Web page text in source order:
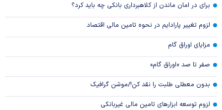
برای در امان ماندن از کلاهبرداری بانکی چه باید کرد؟
لزوم تغییر پارادایم در نحوه تامین مالی اقتصاد
مزایای اوراق گام
صفر تا صد «اوراق گام»
بدون معطلی طلبت را نقد کن!/موشن گرافیک
لزوم توسعه ابزارهای تامین مالی غیربانکی